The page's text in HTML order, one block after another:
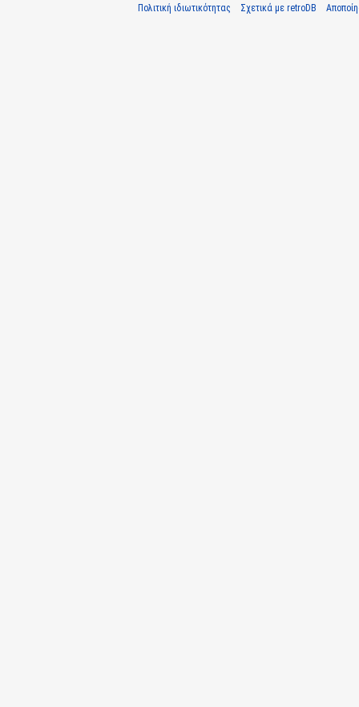
Πολιτική ιδιωτικότητας Σχετικά με retroDB